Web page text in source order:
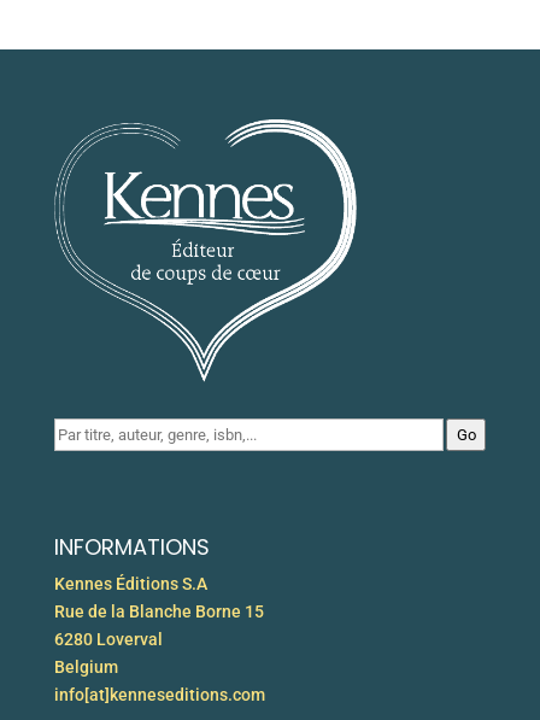
Go
INFORMATIONS
Kennes Éditions S.A
Rue de la Blanche Borne 15
6280 Loverval
Belgium
info[at]kenneseditions.com